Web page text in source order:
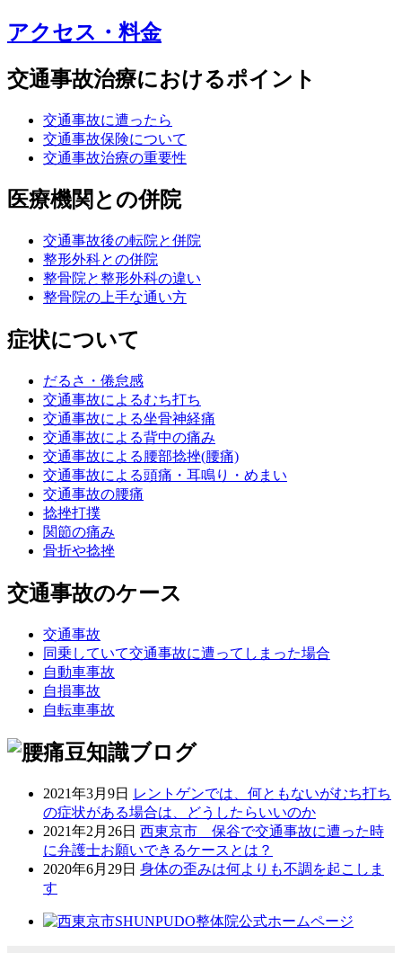
アクセス・料金
交通事故治療におけるポイント
交通事故に遭ったら
交通事故保険について
交通事故治療の重要性
医療機関との併院
交通事故後の転院と併院
整形外科との併院
整骨院と整形外科の違い
整骨院の上手な通い方
症状について
だるさ・倦怠感
交通事故によるむち打ち
交通事故による坐骨神経痛
交通事故による背中の痛み
交通事故による腰部捻挫(腰痛)
交通事故による頭痛・耳鳴り・めまい
交通事故の腰痛
捻挫打撲
関節の痛み
骨折や捻挫
交通事故のケース
交通事故
同乗していて交通事故に遭ってしまった場合
自動車事故
自損事故
自転車事故
2021年3月9日 レントゲンでは、何ともないがむち打ち
の症状がある場合は、どうしたらいいのか
2021年2月26日 西東京市 保谷で交通事故に遭った時
に弁護士お願いできるケースとは？
2020年6月29日 身体の歪みは何よりも不調を起こしま
す